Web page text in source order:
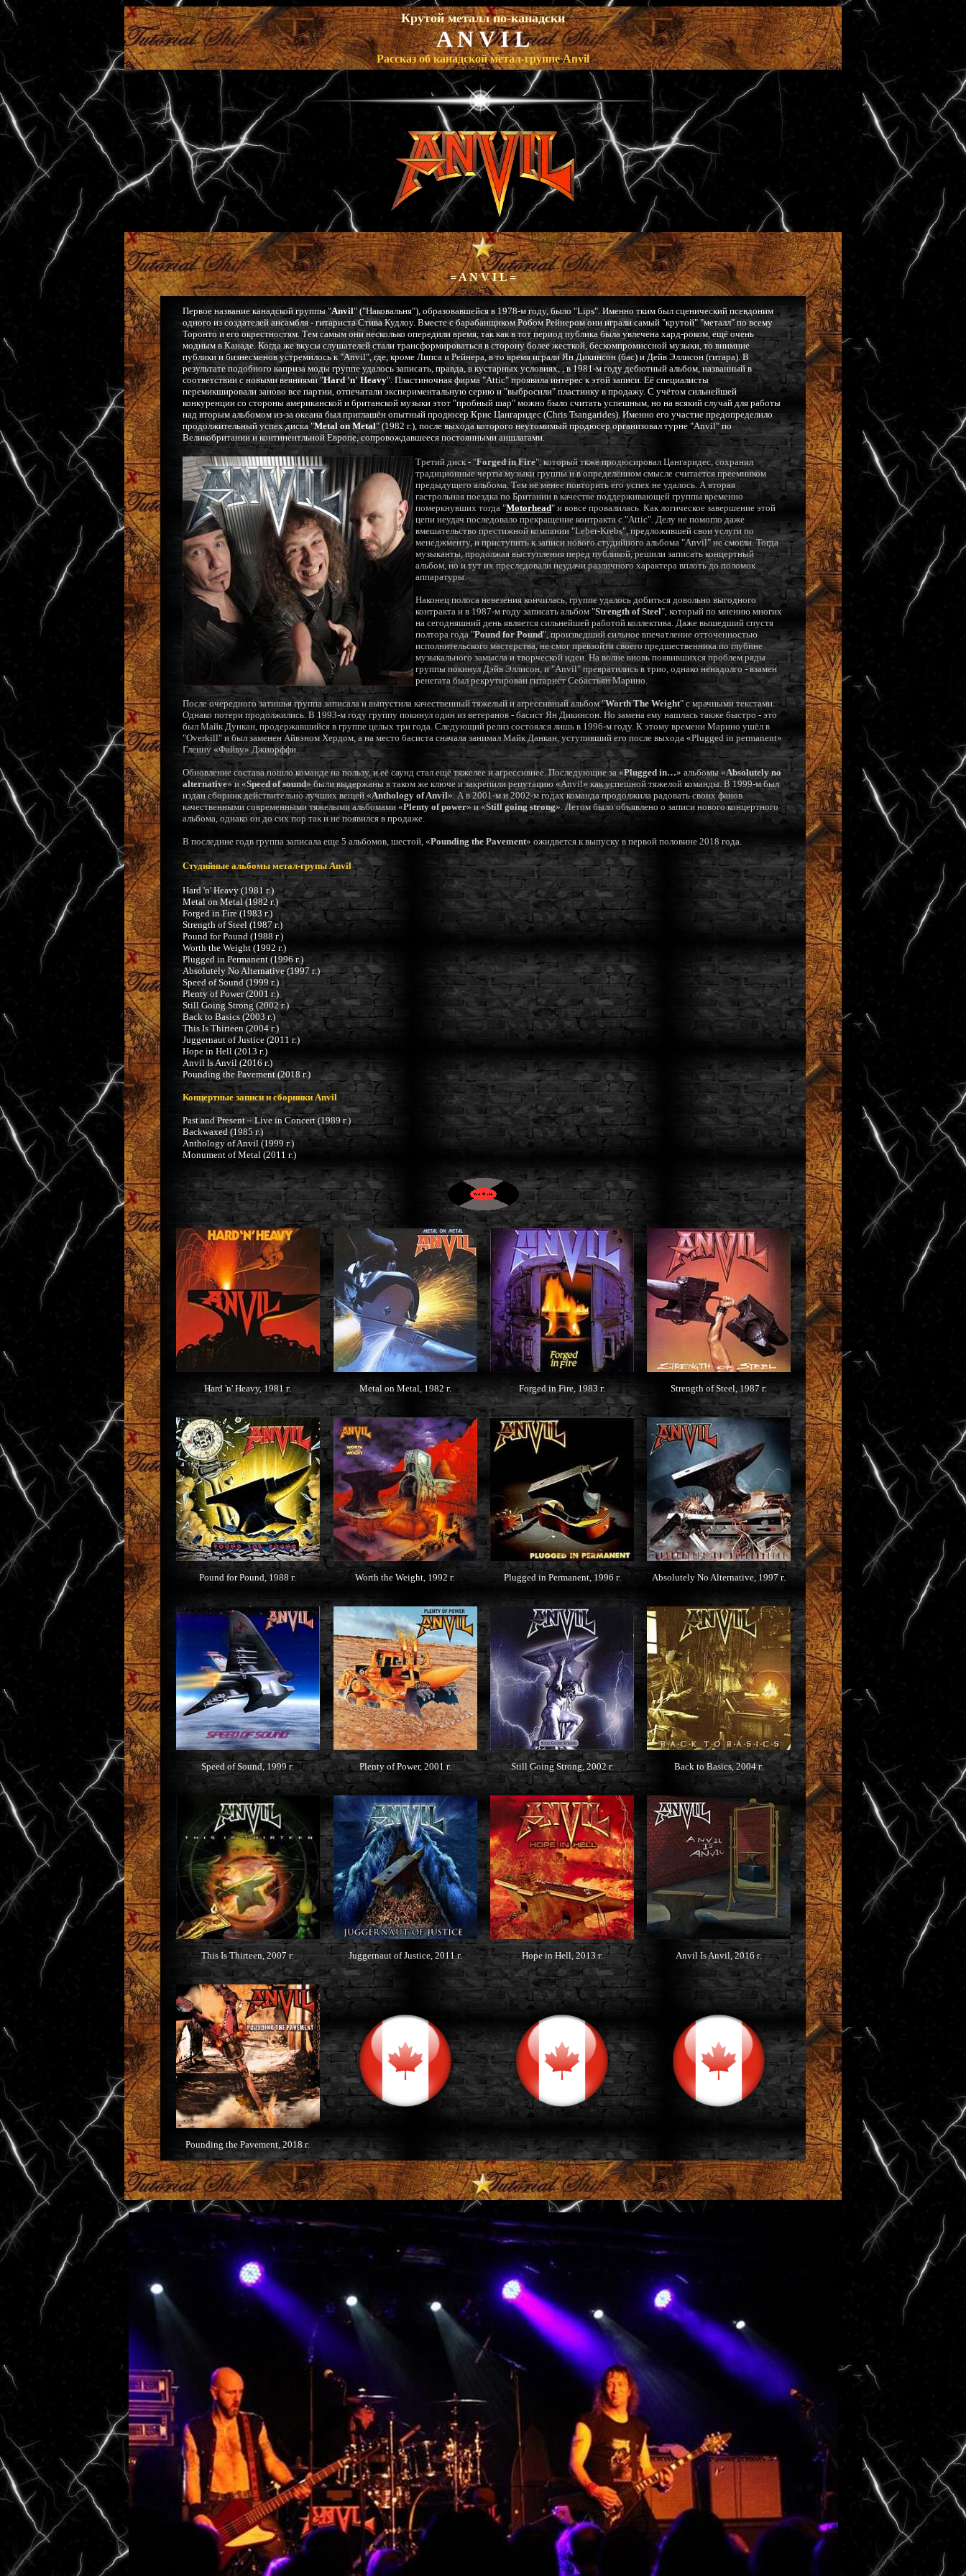
Крутой металл по-канадски
A N V I L
Рассказ об канадской метал-группе Anvil
= A N V I L =
Первое название канадской группы "Anvil" ("Наковальня"), образовавшейся в 1978-м году, было "Lips". Именно тким был сценический псевдоним
одного из создателей ансамбля - гитариста Стива Кудлоу. Вместе с барабанщиком Робом Рейнером они играли самый "крутой" "металл" по всему
Торонто и его окрестностям. Тем самым они несколько опередили время, так как в тот период публика была увлечена хард-роком, ещё очень
модным в Канаде. Когда же вкусы слушателей стали трансформироваться в сторону более жесткой, бескомпромиссной музыки, то внимние
публики и бизнесменов устремилось к "Anvil", где, кроме Липса и Рейнера, в то время играли Ян Дикинсон (бас) и Дейв Эллисон (гитара). В
результате подобного каприза моды группе удалось записать, правда, в кустарных условиях, , в 1981-м году дебютный альбом, названный в
соответствии с новыми веяниями "Hard 'n' Heavy". Пластиночная фирма "Attic" проявила интерес к этой записи. Её специалисты
перемикшировали заново все партии, отпечатали экспериментальную серию и "выбросили" пластинку в продажу. С учётом сильнейшей
конкуренции со стороны американской и британской музыки этот "пробный шар" можно было считать успешным, но на всякий случай для работы
над вторым альбомом из-за океана был приглашён опытный продюсер Крис Цангаридес (Chris Tsangarides). Именно его участие предопределило
продолжительный успех диска "Metal on Metal" (1982 г.), после выхода которого неутомимый продюсер организовал турне "Anvil" по
Великобритании и континентльной Европе, сопровождавшееся постоянными аншлагами.
Третий диск - "Forged in Fire", который ткже продюсировал Цангаридес, сохранил
традиционные черты музыки группы и в определённом смысле считается преемником
предыдущего альбома. Тем не менее повторить его успех не удалось. А вторая
гастрольная поездка по Британии в качестве поддерживающей группы временно
померкнувших тогда "Motorhead" и вовсе провалилась. Как логическое завершение этой
цепи неудач последовало прекращение контракта с "Attic". Делу не помогло даже
вмешательство престижной компании "Leber-Krebs", предложившей свои услуги по
менеджменту, и приступить к записи нового студийного альбома "Anvil" не смогли. Тогда
музыканты, продолжая выступления перед публикой, решили записать концертный
альбом, но и тут их преследовали неудачи различного характера вплоть до поломок
аппаратуры.
Наконец полоса невезения кончилась, группе удалось добиться довольно выгодного
контракта и в 1987-м году записать альбом "Strength of Steel", который по мнению многих
на сегодняшний день является сильнейшей работой коллектива. Даже вышедший спустя
полтора года "Pound for Pound", произведший сильное впечатление отточенностью
исполнительского мастерства, не смог превзойти своего предшественника по глубине
музыкального замысла и творческой идеи. На волне вновь появившихся проблем ряды
группы покинул Дэйв Эллисон, и "Anvil" превратились в трио, однако ненадолго - взамен
ренегата был рекрутирован гитарист Себастьян Марино.
После очередного затишья группа записала и выпустила качественный тяжелый и агрессивный альбом "Worth The Weight" с мрачными текстами.
Однако потери продолжились. В 1993-м году группу покинул один из ветеранов - басист Ян Дикинсон. Но замена ему нашлась также быстро - это
был Майк Дункан, продержавшийся в группе целых три года. Следующий релиз состоялся лишь в 1996-м году. К этому времени Марино ушёл в
"Overkill" и был заменен Айвэном Хердом, а на место басиста сначала занимал Майк Данкан, уступивший его после выхода «Plugged in permanent»
Гленну «Файву» Джиорффи.
Обновление состава пошло команде на пользу, и её саунд стал ещё тяжелее и агрессивнее. Последующие за «Plugged in…» альбомы «Absolutely no
alternative» и «Speed of sound» были выдержаны в таком же ключе и закрепили репутацию «Anvil» как успешной тяжелой команды. В 1999-м был
издан сборник действительно лучших вещей «Anthology of Anvil». А в 2001-м и 2002-м годах команда продолжила радовать своих фанов
качественными современными тяжелыми альбомами «Plenty of power» и «Still going strong». Летом было объявлено о записи нового концертного
альбома, однако он до сих пор так и не появился в продаже.
В последние годв группа записала еще 5 альбомов, шестой, «Pounding the Pavement» ожидвется к выпуску в первой половине 2018 года.
Студийные альбомы метал-групы Anvil
Hard 'n' Heavy (1981 г.)
Metal on Metal (1982 г.)
Forged in Fire (1983 г.)
Strength of Steel (1987 г.)
Pound for Pound (1988 г.)
Worth the Weight (1992 г.)
Plugged in Permanent (1996 г.)
Absolutely No Alternative (1997 г.)
Speed of Sound (1999 г.)
Plenty of Power (2001 г.)
Still Going Strong (2002 г.)
Back to Basics (2003 г.)
This Is Thirteen (2004 г.)
Juggernaut of Justice (2011 г.)
Hope in Hell (2013 г.)
Anvil Is Anvil (2016 г.)
Pounding the Pavement (2018 г.)
Концертные записи и сборники Anvil
Past and Present – Live in Concert (1989 г.)
Backwaxed (1985 г.)
Anthology of Anvil (1999 г.)
Monument of Metal (2011 г.)
Hard 'n' Heavy, 1981 г. Metal on Metal, 1982 г. Forged in Fire, 1983 г. Strength of Steel, 1987 г.
Pound for Pound, 1988 г. Worth the Weight, 1992 г. Plugged in Permanent, 1996 г. Absolutely No Alternative, 1997 г.
Speed of Sound, 1999 г. Plenty of Power, 2001 г. Still Going Strong, 2002 г. Back to Basics, 2004 г.
This Is Thirteen, 2007 г. Juggernaut of Justice, 2011 г. Hope in Hell, 2013 г. Anvil Is Anvil, 2016 г.
Pounding the Pavement, 2018 г.